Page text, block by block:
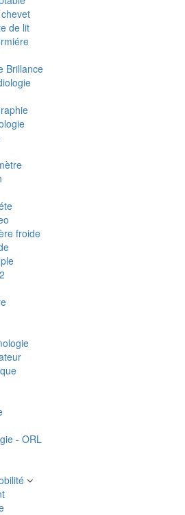
de lit
Brillance
froide
- ORL